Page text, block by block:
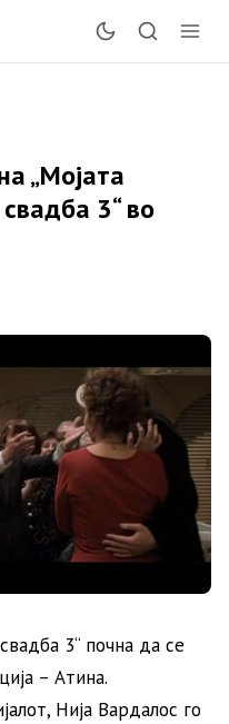
„Мојата
3“ во
3“ почна да се
– Атина.
Нија Вардалос го